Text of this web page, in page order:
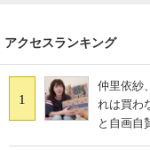
アクセスランキング
1
仲里依紗
れは買わ
と自画自